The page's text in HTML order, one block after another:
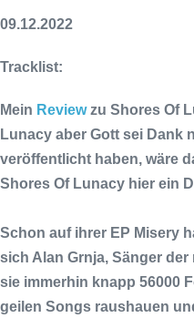
09.12.2022
Tracklist:
Mein Reviewzu Shores Of
Lunacy aber Gott sei Dank
veröffentlicht haben, wäre
Shores Of Lunacy hier ein
Schon auf ihrer EP Misery
sich Alan Grnja, Sänger
sie immerhin knapp 56000
geilen Songs raushauen